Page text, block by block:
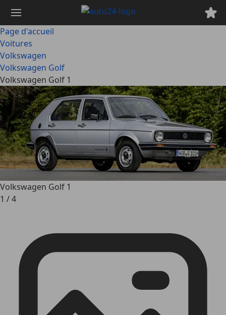
contenu
principal
Page d'accueil
Voitures
Volkswagen
Volkswagen Golf
Volkswagen Golf 1
Volkswagen Golf 1
1 /4